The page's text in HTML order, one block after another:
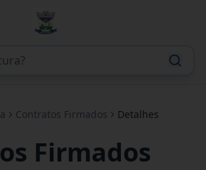
Contratos Firmados Detalhes
Firmados